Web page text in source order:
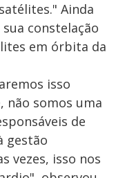
Ainda
constelação
em órbita da
isso
não somos uma
de
gestão
vezes, isso nos